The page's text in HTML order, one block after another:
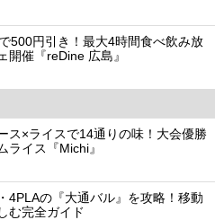
500円引き！最大4時間食べ飲み放
開催『reDine 広島』
ス×ライスで14通りの味！大会優勝
ライス『Michi』
4PLAの『大通バル』を攻略！移動
む完全ガイド